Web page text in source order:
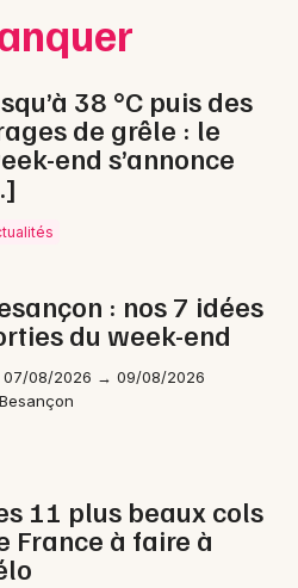
38 °C puis des
de grêle : le
end s’annonce
: nos 7 idées
du week-end
07/08/2026 → 09/08/2026
Besançon
11 plus beaux cols
France à faire à